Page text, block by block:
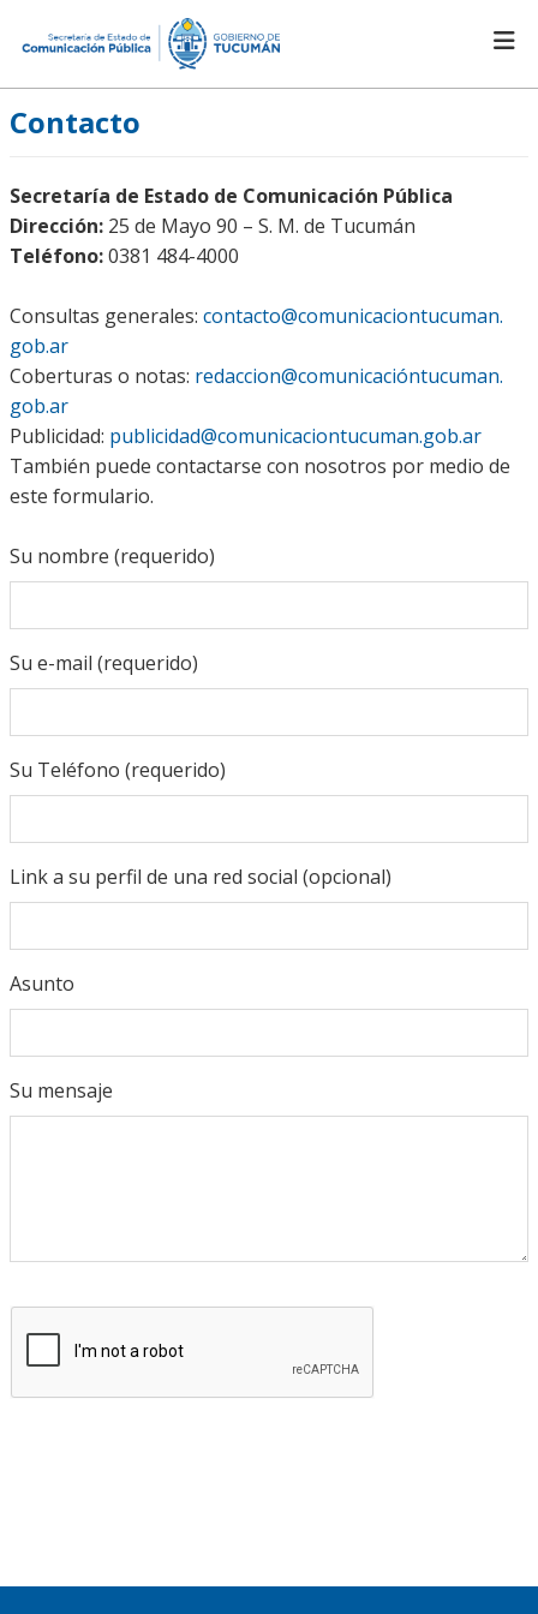
Contacto
Secretaría de Estado de Comunicación Pública
Dirección: 25 de Mayo 90 – S. M. de Tucumán
Teléfono:0381 484-4000
Consultas generales: contacto@comunicaciontucuman.
gob.ar
Coberturas o notas: redaccion@comunicacióntucuman.
gob.ar
Publicidad: publicidad@comunicaciontucuman.gob.ar
También puede contactarse con nosotros por medio de
este formulario.
Su nombre (requerido)
Su e-mail (requerido)
Su Teléfono (requerido)
Link a su perfil de una red social (opcional)
Asunto
Su mensaje